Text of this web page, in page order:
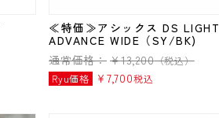
≪特価≫アシックス DS LIGHT
ADVANCE WIDE（SY/BK)
通常価格： ¥13,200（税込）
Ryu価格
¥ 7,700税込